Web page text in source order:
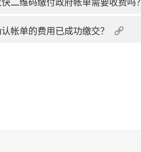
二维码缴付政府帐单需要收费吗？
帐单的费用已成功缴交？